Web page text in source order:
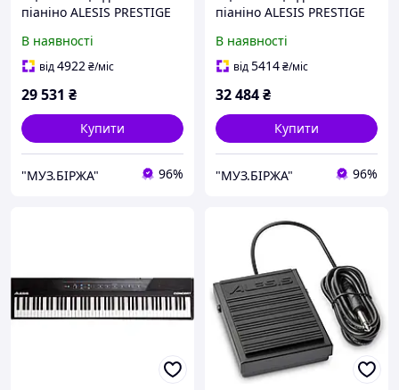
піаніно ALESIS PRESTIGE
В наявності
від4922₴/міс
29 531 ₴
Купити
"МУЗ.БІРЖА" 96%
піаніно ALESIS PRESTIGE
В наявності
від5414₴/міс
32 484₴
Купити
"МУЗ.БІРЖА" 96%